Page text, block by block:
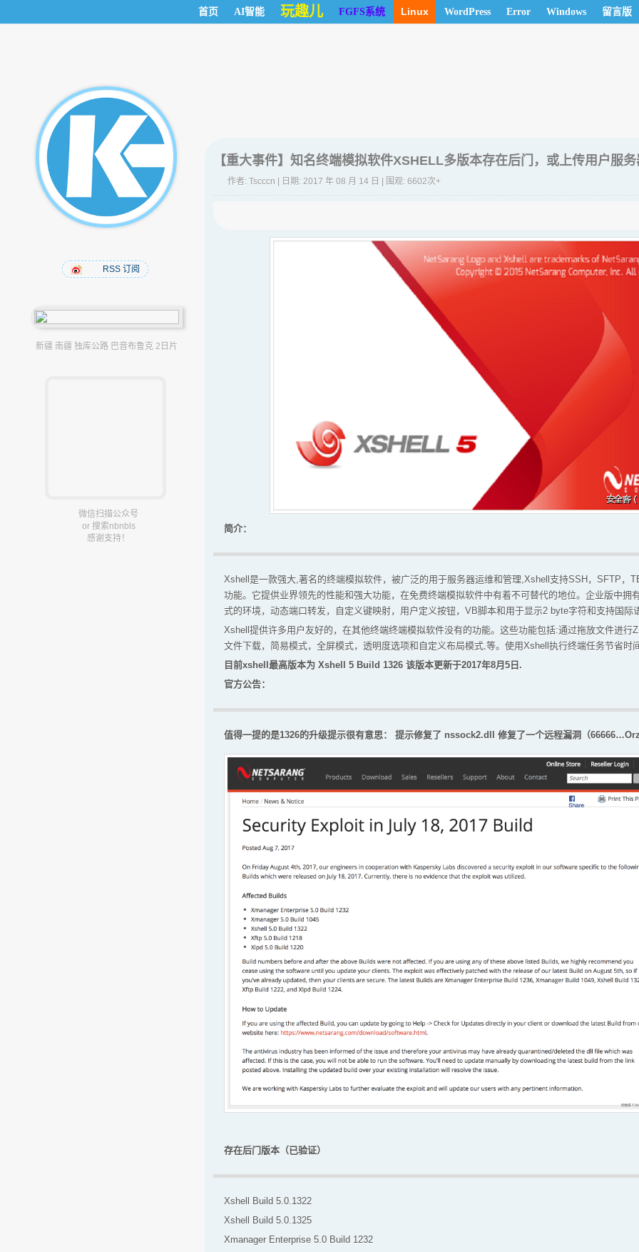
首页 AI智能 玩趣儿 FGFS系统 Linux WordPress Error Windows 留言版
RSS 订阅
新疆 南疆 独库公路 巴音布鲁克 2日片
微信扫描公众号
or 搜索nbnbls
感谢支持！
【重大事件】知名终端模拟软件XSHELL多版本存在后门，或上传用户服
作者: Tscccn | 日期: 2017 年 08 月 14 日 | 围观: 6602次+
简介：
Xshell是一款强大,著名的终端模拟软件，被广泛的用于服务器运维和管理,Xshell支持SSH，SFTP，
功能。它提供业界领先的性能和强大功能，在免费终端模拟软件中有着不可替代的地位。企业版中拥
式的环境，动态端口转发，自定义键映射，用户定义按钮，VB脚本和用于显示2 byte字符和支持国际
Xshell提供许多用户友好的，在其他终端终端模拟软件没有的功能。这些功能包括:通过拖放文件进行
文件下载，简易模式，全屏模式，透明度选项和自定义布局模式,等。使用Xshell执行终端任务节省时
目前xshell最高版本为 Xshell 5 Build 1326 该版本更新于2017年8月5日.
官方公告：
值得一提的是1326的升级提示很有意思： 提示修复了 nssock2.dll 修复了一个远程漏洞（
存在后门版本（已验证）
Xshell Build 5.0.1322
Xshell Build 5.0.1325
Xmanager Enterprise 5.0 Build 1232